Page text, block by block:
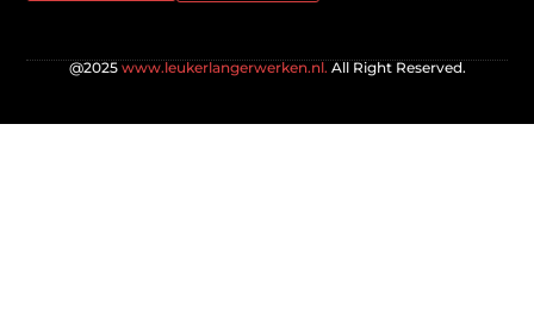
@2025 www.leukerlangerwerken.nl. All Right Reserved.